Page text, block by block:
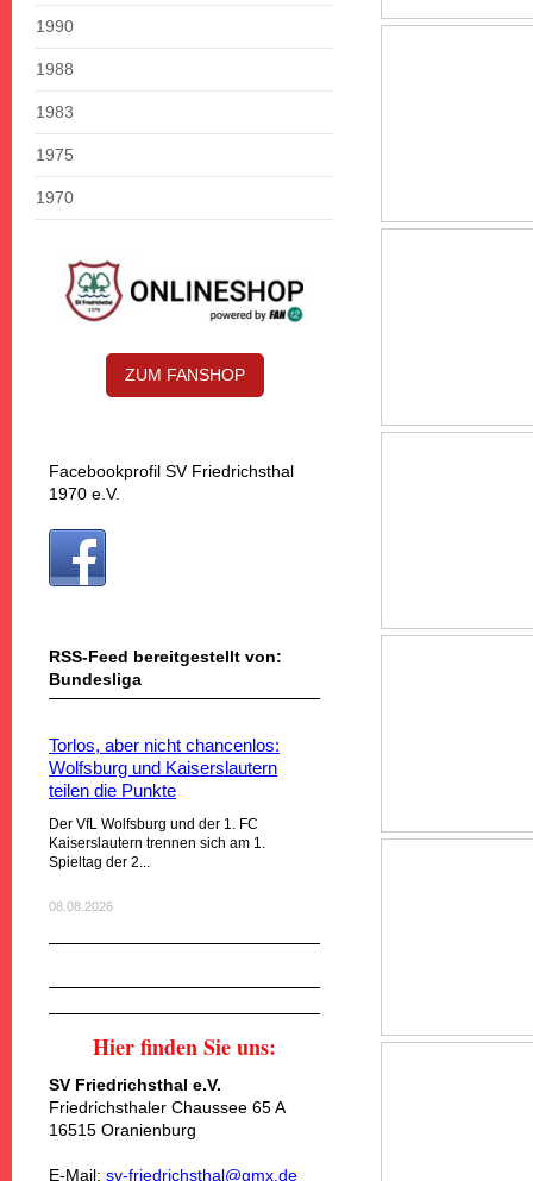
1990
1988
1983
1975
1970
ZUM FANSHOP
Facebookprofil SV Friedrichsthal
1970 e.V.
RSS-Feed bereitgestellt von:
Bundesliga
Torlos, aber nicht chancenlos:
Wolfsburg und Kaiserslautern
teilen die Punkte
Der VfL Wolfsburg und der 1. FC
Kaiserslautern trennen sich am 1.
Spieltag der 2...
08.08.2026
Hier finden Sie uns:
SV Friedrichsthal e.V.
Friedrichsthaler Chaussee 65 A
16515 Oranienburg
E-Mail: sv-friedrichsthal@gmx.de